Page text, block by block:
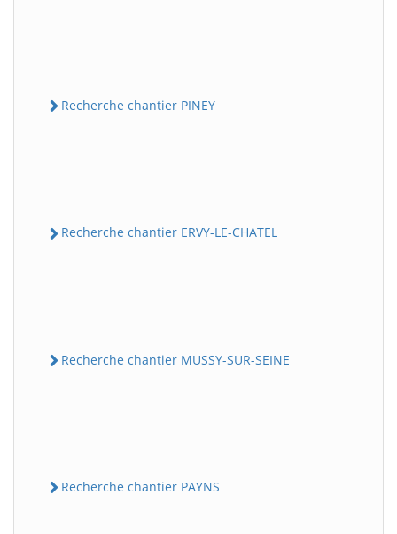
Recherche chantier PINEY
Recherche chantier ERVY-LE-CHATEL
Recherche chantier MUSSY-SUR-SEINE
Recherche chantier PAYNS